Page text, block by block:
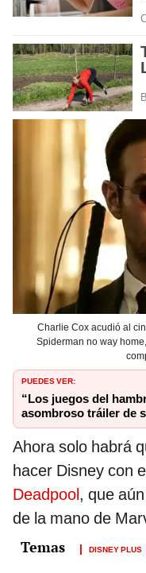
Charlie Cox acudió al
Spiderman no way
PUEDES VER:
“Los juegos del
asombroso tráiler de
Ahora solo habrá
hacer Disney con
Deadpool, que
de la mano de
DISNEY PLUS